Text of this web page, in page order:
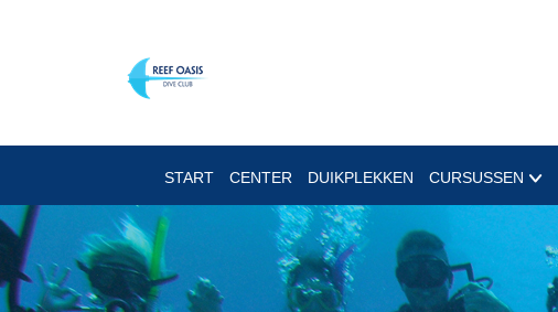
START CENTER DUIKPLEKKEN CURSUSSEN